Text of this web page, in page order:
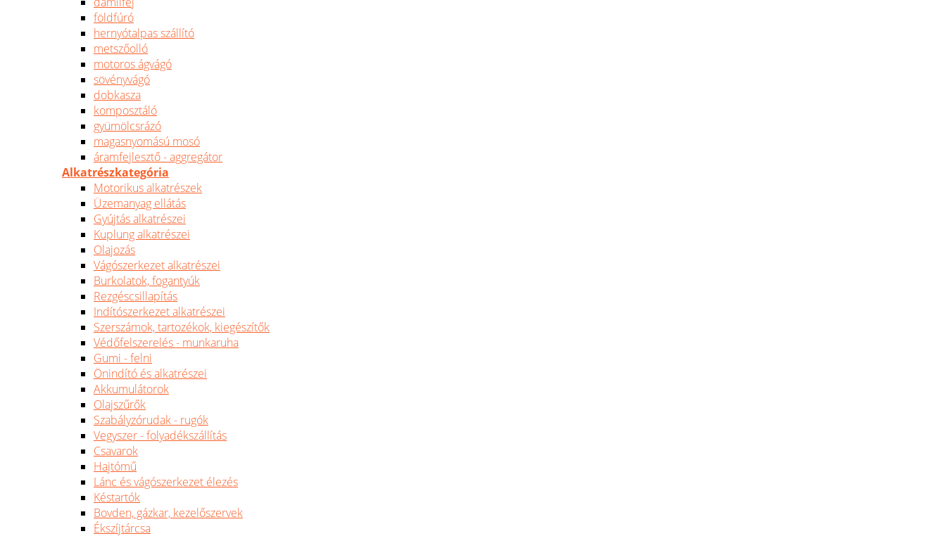
földfúró
hernyótalpas szállító
metszőolló
motoros ágvágó
sövényvágó
dobkasza
komposztáló
gyümölcsrázó
magasnyomású mosó
áramfejlesztő - aggregátor
Alkatrészkategória
Motorikus alkatrészek
Üzemanyag ellátás
Gyújtás alkatrészei
Kuplung alkatrészei
Olajozás
Vágószerkezet alkatrészei
Burkolatok, fogantyúk
Rezgéscsillapítás
Indítószerkezet alkatrészei
Szerszámok, tartozékok, kiegészítők
Védőfelszerelés - munkaruha
Gumi - felni
Önindító és alkatrészei
Akkumulátorok
Olajszűrők
Szabályzórudak - rugók
Vegyszer - folyadékszállítás
Csavarok
Hajtómű
Lánc és vágószerkezet élezés
Késtartók
Bovden, gázkar, kezelőszervek
Ékszíjtárcsa